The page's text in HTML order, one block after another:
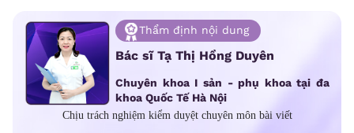
Thẩm định nội dung
Bác sĩ Tạ Thị Hồng Duyên
Chuyên khoa I sản - phụ khoa tại đa
khoa Quốc Tế Hà Nội
Chịu trách nghiệm kiểm duyệt chuyên môn bài viết